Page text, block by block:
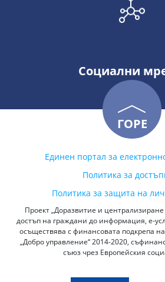
Социални
ГОРЕ
Единен портал за
Политика за
Политика за защита на
Проект „Доразвитие и
достъп на граждани до информация, е-
осъществява с финансовата подкрепа
„Добро управление“ 2014-2020,
съюз чрез Европейския